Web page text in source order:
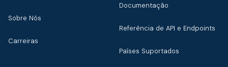
Sobre Nós
Carreiras
Documentação
Referência de API e Endpoints
Países Suportados